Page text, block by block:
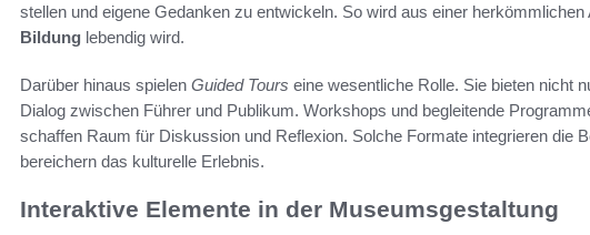
stellen und eigene Gedanken zu entwickeln. So wird aus einer
Bildung lebendig wird.
Darüber hinaus spielen Guided Tours eine wesentliche Rolle. Sie bieten nicht
Dialog zwischen Führer und Publikum. Workshops und begleitende
schaffen Raum für Diskussion und Reflexion. Solche Formate integrieren die
bereichern das kulturelle Erlebnis.
Interaktive Elemente in der Museumsgestaltung